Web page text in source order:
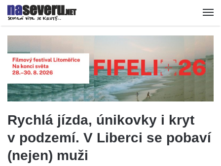
Rychlá jízda, únikovky i kryt
v podzemí. V Liberci se pobaví
(nejen) muži